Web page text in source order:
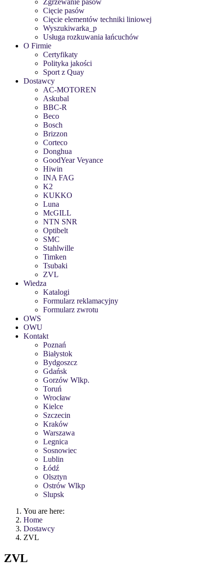
Zgrzewanie pasów
Cięcie pasów
Cięcie elementów techniki liniowej
Wyszukiwarka_p
Usługa rozkuwania łańcuchów
O Firmie
Certyfikaty
Polityka jakości
Sport z Quay
Dostawcy
AC-MOTOREN
Askubal
BBC-R
Beco
Bosch
Brizzon
Corteco
Donghua
GoodYear Veyance
Hiwin
INA FAG
K2
KUKKO
Luna
McGILL
NTN SNR
Optibelt
SMC
Stahlwille
Timken
Tsubaki
ZVL
Wiedza
Katalogi
Formularz reklamacyjny
Formularz zwrotu
OWS
OWU
Kontakt
Poznań
Białystok
Bydgoszcz
Gdańsk
Gorzów Wlkp.
Toruń
Wrocław
Kielce
Szczecin
Kraków
Warszawa
Legnica
Sosnowiec
Lublin
Łódź
Olsztyn
Ostrów Wlkp
Slupsk
You are here:
Home
Dostawcy
ZVL
ZVL